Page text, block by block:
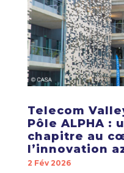
Telecom
Pôle ALPHA :
chapitre au
l’innovation
2 Fév 2026